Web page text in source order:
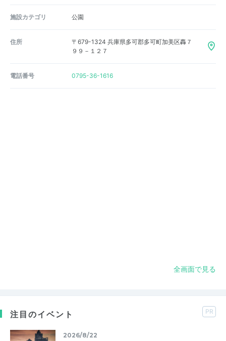
施設カテゴリ 公園
住所
〒679-1324 兵庫県多可郡多可町加美区轟７
９９－１２７
電話番号 0795-36-1616
全画面で見る
注目のイベント PR
2026/8/22